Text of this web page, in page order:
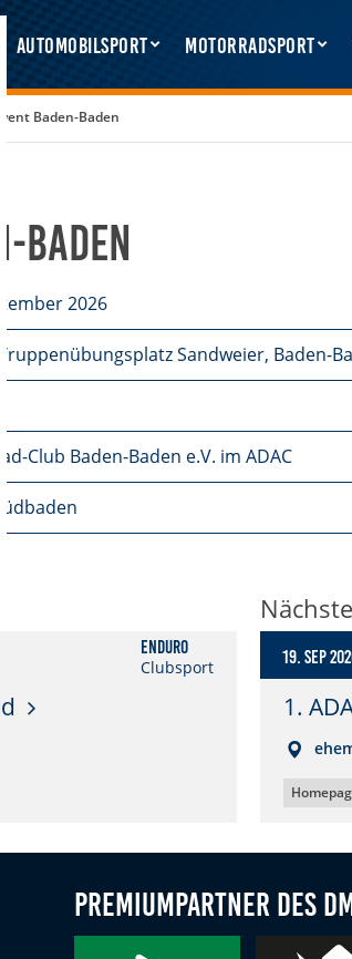
Automobilsport Motorradsport
Baden-Baden
Baden
2026
Truppenübungsplatz Sandweier, Baden-
Club Baden-Baden e.V. im ADAC
Enduro
Clubsport
19. Sep
1.
Premiumpartner des